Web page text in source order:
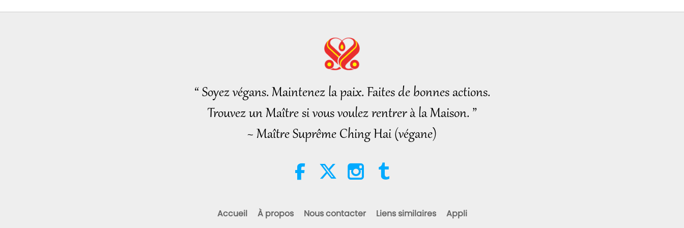
Mahavatar Babaji
“ Soyez végans. Maintenez la paix. Faites de bonnes actions.
Trouvez un Maître si vous voulez rentrer à la Maison. ”
~ Maître Suprême Ching Hai (végane)
Accueil À propos Nous contacter Liens similaires Appli